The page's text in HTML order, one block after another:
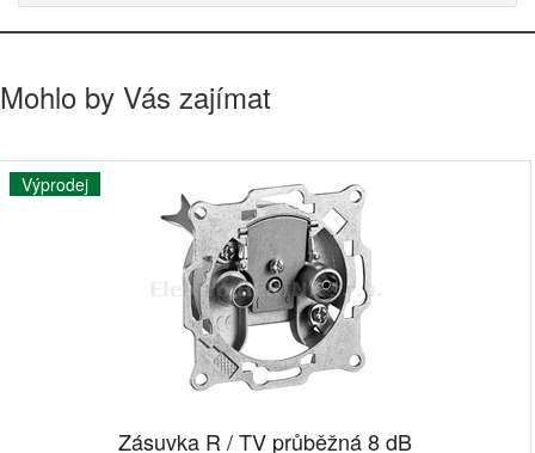
Mohlo by Vás zajímat
Výprodej
Zásuvka R / TV průběžná 8 dB